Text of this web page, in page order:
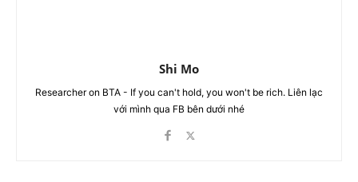
Shi Mo
Researcher on BTA - If you can't hold, you won't be rich. Liên lạc
với mình qua FB bên dưới nhé